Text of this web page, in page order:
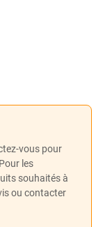
vous pour
les
souhaités à
ou contacter